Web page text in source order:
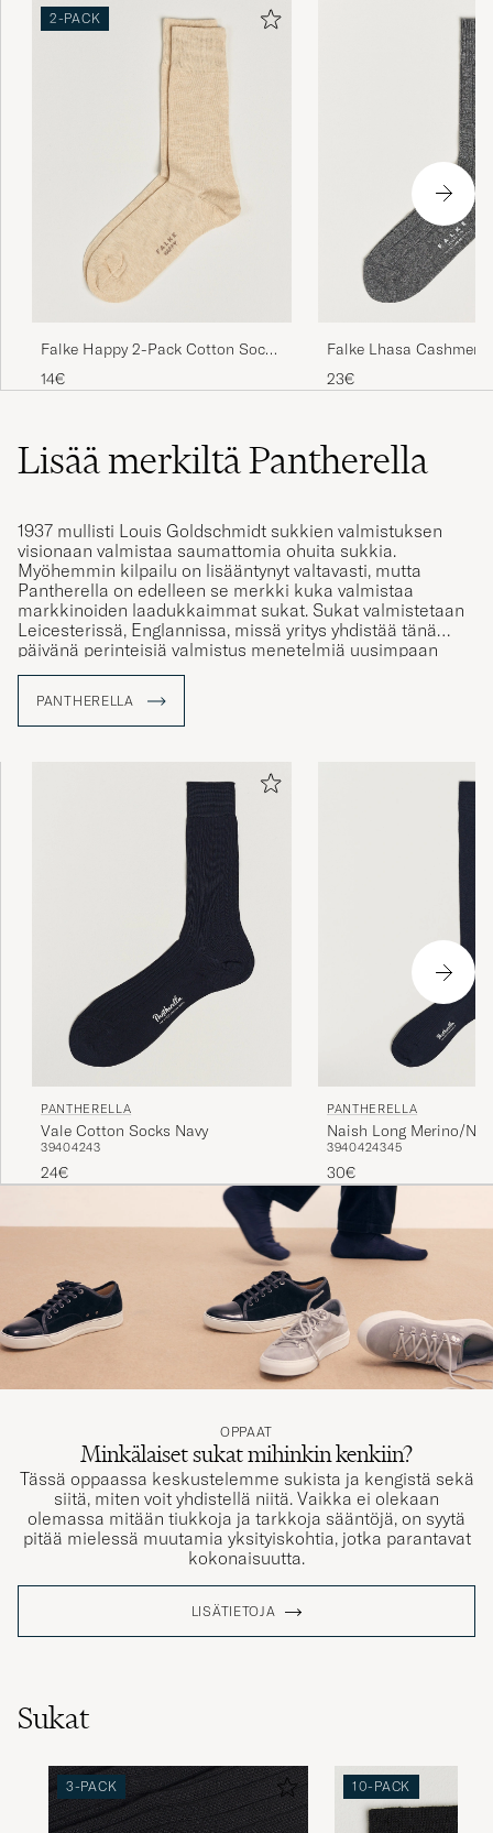
Meget behagelig. Fin farge.
OSTETTU OSOITTEESSA CAREOFCARL.NO
Riktigt sköna strumpor som verkar vara av
hög kvalitet. Bra passform och de är relativt
tunna så fungerar bra att ha även sommartid.
FREDRIK G
OSTETTU OSOITTEESSA CAREOFCARL.SE
2-PACK
Falke Happy 2-Pack Cotton Socks
Sand
14€
Falke Lhasa Cashmere
Light Grey
23€
Lisää merkiltä Pantherella
1937 mullisti Louis Goldschmidt sukkien valmistuksen
visionaan valmistaa saumattomia ohuita sukkia.
Myöhemmin kilpailu on lisääntynyt valtavasti, mutta
Pantherella on edelleen se merkki kuka valmistaa
markkinoiden laadukkaimmat sukat. Sukat valmistetaan
Leicesterissä, Englannissa, missä yritys yhdistää tänä
päivänä perinteisiä valmistus menetelmiä uusimpaan
PANTHERELLA
PANTHERELLA
Vale Cotton Socks Navy
39404243
24€
PANTHERELLA
Naish Long Merino/
Navy
3940424345
30€
OPPAAT
Minkälaiset sukat mihinkin kenkiin?
Tässä oppaassa keskustelemme sukista ja kengistä sekä
siitä, miten voit yhdistellä niitä. Vaikka ei olekaan
olemassa mitään tiukkoja ja tarkkoja sääntöjä, on syytä
pitää mielessä muutamia yksityiskohtia, jotka parantavat
kokonaisuutta.
LISÄTIETOJA
Sukat
3-PACK 10-PACK